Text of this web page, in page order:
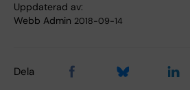
Uppdaterad av:
Webb Admin 2018-09-14
Dela